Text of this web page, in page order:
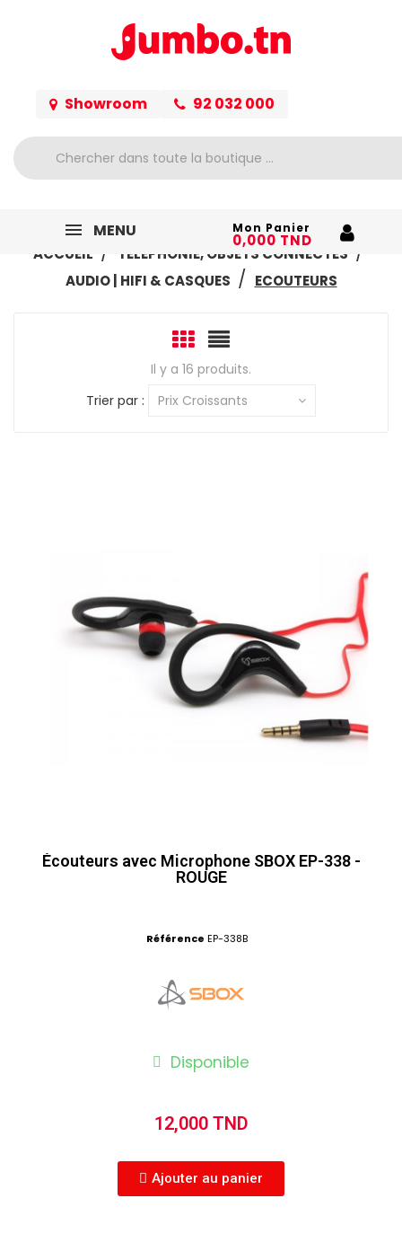
Showroom 92 032 000
MENU Mon Panier
0,000 TND
ACCUEIL
TÉLÉPHONIE, OBJETS CONNECTÉS
AUDIO | HIFI & CASQUES
ECOUTEURS
Il y a 16 produits.
Trier par :
Prix Croissants
Écouteurs avec Microphone SBOX EP-338 -
ROUGE
Référence EP-338B
Disponible
12,000 TND
Ajouter au panier